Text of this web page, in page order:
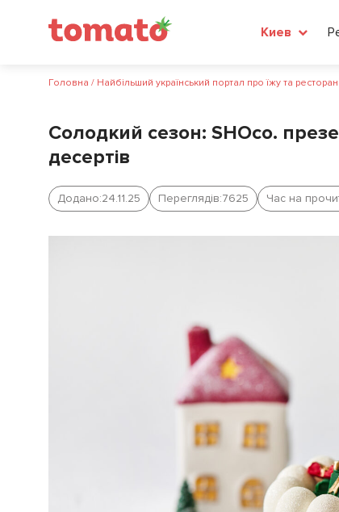
Киев
Головна / Найбільший український портал про їжу та
Солодкий сезон: SHOco.
десертів
Додано:24.11.25 Переглядів:7625 Час на